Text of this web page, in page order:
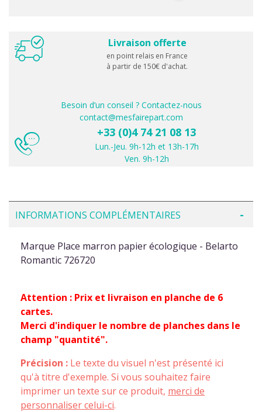
Livraison offerte
en point relais en France
à partir de 150€ d'achat.
Besoin d’un conseil ? Contactez-nous
contact@mesfairepart.com
+33 (0)4 74 21 08 13
Lun.-Jeu. 9h-12h et 13h-17h
Ven. 9h-12h
INFORMATIONS COMPLÉMENTAIRES
Marque Place marron papier écologique - Belarto
Romantic 726720
Attention : Prix et livraison en planche de 6
cartes.
Merci d'indiquer le nombre de planches dans le
champ "quantité".
Précision : Le texte du visuel n'est présenté ici
qu'à titre d'exemple. Si vous souhaitez faire
imprimer un texte sur ce produit, merci de
personnaliser celui-ci.